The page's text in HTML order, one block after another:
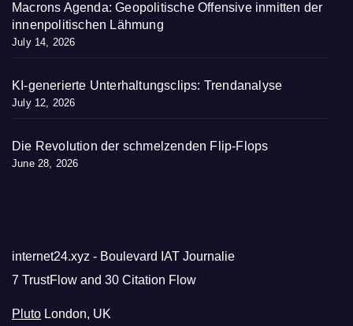
Macrons Agenda: Geopolitische Offensive inmitten der
innenpolitischen Lähmung
July 14, 2026
KI-generierte Unterhaltungsclips: Trendanalyse
July 12, 2026
Die Revolution der schmelzenden Flip-Flops
June 28, 2026
internet24.xyz - Boulevard IAT Journalie
7 TrustFlow and 30 Citation Flow
Pluto London, UK